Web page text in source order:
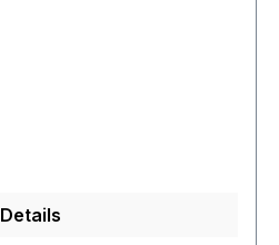
Details